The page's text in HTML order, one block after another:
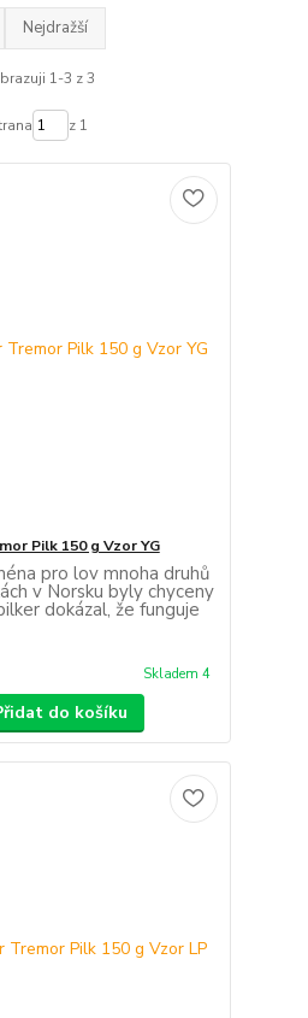
Nejdražší
1-3 z 3
z 1
Pilk 150 g Vzor YG
pro lov mnoha druhů
v Norsku byly chyceny
dokázal, že funguje
Skladem 4
do košíku